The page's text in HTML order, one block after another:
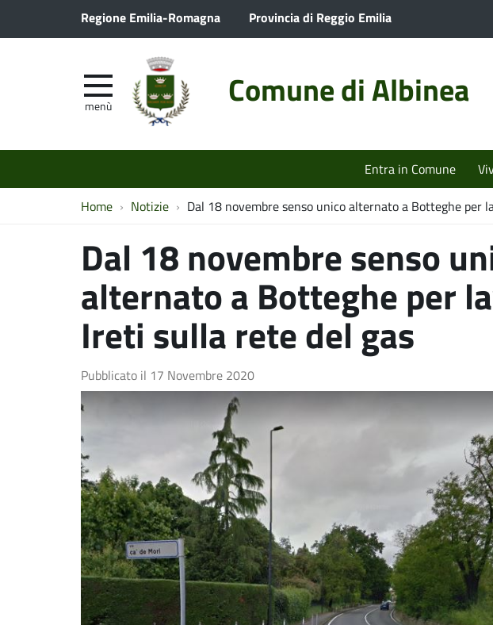
Regione Emilia-Romagna Provincia di Reggio Emilia
Comune di Albinea
menù
Entra in Comune
Home Notizie Dal 18 novembre senso unico alternato a Botteghe per
Dal 18 novembre senso
alternato a Botteghe per
Ireti sulla rete del gas
Pubblicato il 17 Novembre 2020